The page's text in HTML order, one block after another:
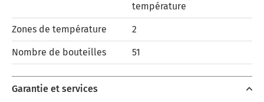
température
Zones de température 2
Nombre de bouteilles 51
Garantie et services